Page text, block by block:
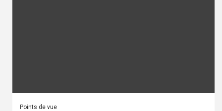
Points de vue